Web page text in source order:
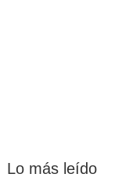
Lo más leído